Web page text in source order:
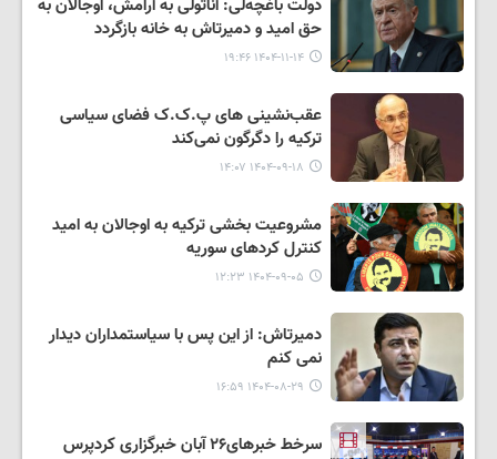
حق امید و دمیرتاش به خانه بازگردد
۱۴۰۴-۱۱-۱۴ ۱۹:۴۶
عقب‌نشینی های پ.ک.ک فضای سیاسی
ترکیه را دگرگون نمی‌کند
۱۴۰۴-۰۹-۱۸ ۱۴:۰۷
مشروعیت بخشی ترکیه به اوجالان به امید
کنترل کردهای سوریه
۱۴۰۴-۰۹-۰۵ ۱۲:۲۳
دمیرتاش: از این پس با سیاستمداران دیدار
نمی کنم
۱۴۰۴-۰۸-۲۹ ۱۶:۵۹
سرخط خبرهای۲۶ آبان خبرگزاری کردپرس